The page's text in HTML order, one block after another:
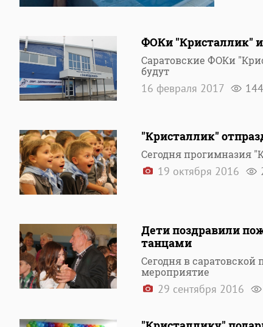
ФОКи "Кристаллик" и
Cаратовские ФОКи
будут
16 февраля 2017
"Кристаллик"
Сегодня прогимназия
19 октября 2016
Дети поздравили
танцами
Сегодня в
мероприятие
29 сентября 2016